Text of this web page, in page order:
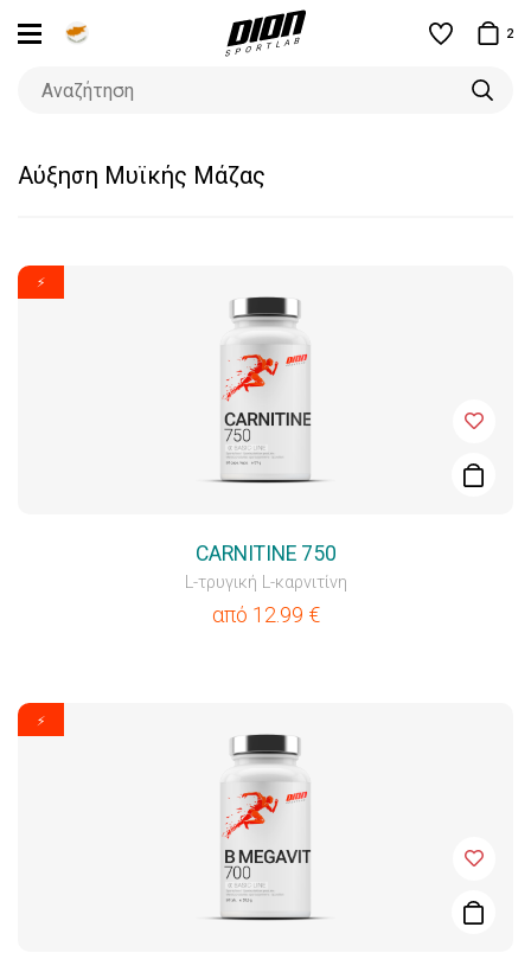
2
Αύξηση Μυϊκής Μάζας
⚡
CARNITINE 750
L-τρυγική L-καρνιτίνη
από 12.99 €
⚡